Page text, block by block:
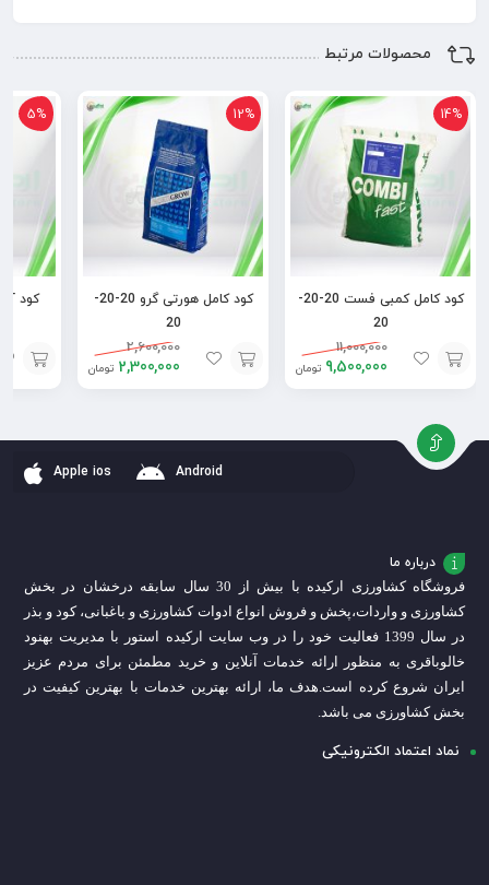
محصولات مرتبط
14%
کود کامل کمبی فست 20-20-
20
11,000,000
9,500,000 تومان
افزودن
به
سبد
12%
کود کامل هورتی گرو 20-20-
20
2,600,000
2,300,000 تومان
افزودن
5%
کود
افزودن
Apple ios Android
درباره ما
فروشگاه کشاورزی ارکیده با بیش از 30 سال سابقه درخشان در بخش
کشاورزی و واردات،پخش و فروش انواع ادوات کشاورزی و باغبانی، کود و بذر
در سال 1399 فعالیت خود را در وب سایت ارکیده استور با مدیریت بهنود
خالوباقری به منظور ارائه خدمات آنلاین و خرید مطمئن برای مردم عزیز
ایران شروع کرده است.هدف ما، ارائه بهترین خدمات با بهترین کیفیت در
بخش کشاورزی می باشد.
نماد اعتماد الکترونیکی